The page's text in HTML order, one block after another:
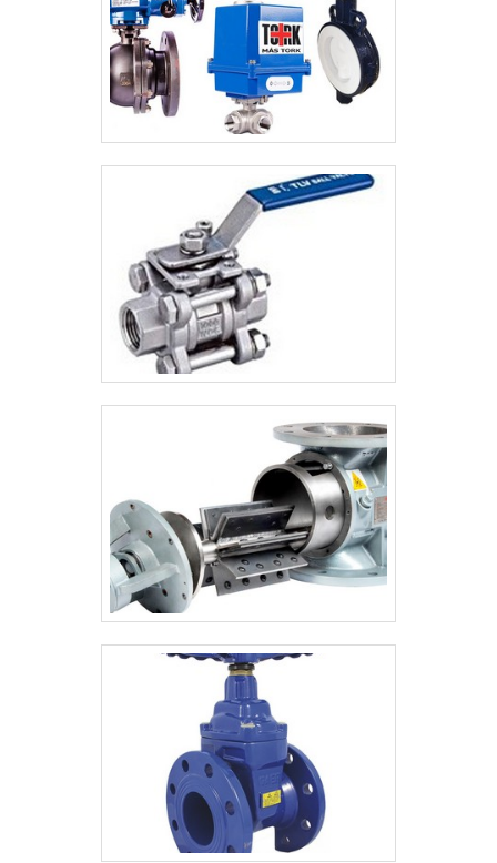
180 graus. São diversas opções de itens
oferecidos, como tubo de aço carbono
com costura e chave de fluxo para água
tipo palheta.Isso se deve ao fato de ser
uma empresa inovadora e comprometida
com seus serviços, conquistas adquiridas
porque investiu em uma estrutura que hoje
conta com escritório de alta qualidade onde
são realizadas as atividades e sistema de
distribuição capaz de atender indústrias de
todos os segmentos.Tudo isso, somado a
uma equipe multidisciplinar de consultores
associados e equipe de alta qualidade,
fecha o ciclo de entrega com excelência